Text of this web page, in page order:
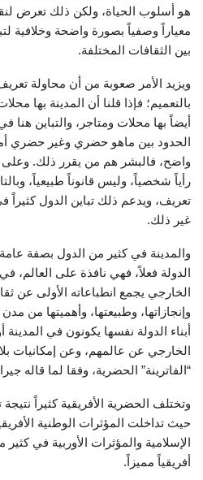
هو أسلوب الحياة، ولكن ذلك تعرض
معياراً وصفياً بصورة واضحة وخلافية
بين الثقافات المختلفة.
ويزيد الأمر صعوبة من أن محاولة
بالتعميم؛ فإذا قلنا أن المدينة بها
أيضاً بها محلات ومتاجر، والتباين هنا
الحدود بين ماهو حضري وغير حضري
واضح، فالبشر هم من يقرر ذلك. وعلى
رأياً شخصياً، وليس قانوناً طبيعياً،
تعريف، ويدعم ذلك تباين الدول
غير ذلك.
والمدينة في كثير من الدول بصفة
الدولة فعلاً، فهي نافذة على العالم، في
الخارجي يجمع انطباعاته الأولى عن
وإنجازاتها، وطبيعتها، وأهميتها من
أبناء الدولة نفسها يكونون في
الخارجي عن عالمهم، وعن إمكانيات
“الفاترينة” الحضرية، وفقا لما قاله جيرالد
وتختلف الحضرية الأفريقية كثيراً
حيث تداخلت المؤثرات الوطنية
الإسلامية والمؤثرات الأوربية في
أفريقياً مميزاً.